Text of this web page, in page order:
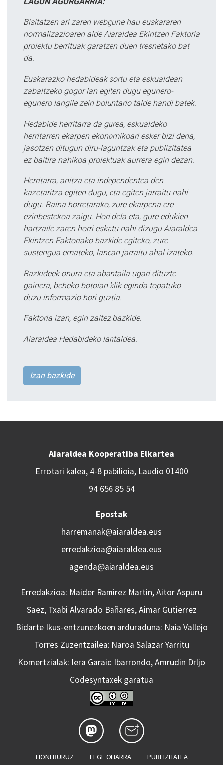
Bisitatzen ari zaren webgune hau euskararen
normalizazioaren alde Aiaraldea Ekintzen Faktoria
proiektu berrituak garatzen duen tresnetako bat
da.
Euskarazko hedabideak sortu eta eskualdean
zabaltzeko gogor lan egiten dugu egunero-
egunero langile zein boluntario talde handi batek.
Hedabide herritarra da gurea, eskualdeko
herritarren ekarpen ekonomikoari esker bizi dena,
jasotzen ditugun diru-laguntzak eta publizitatea
ez baitira nahikoa proiektuak aurrera egin dezan.
Herritarra, anitza eta independentea den
kazetaritza egiten dugu, eta egiten jarraitu nahi
dugu. Baina horretarako, zure ekarpena ere
ezinbestekoa zaigu. Hori dela eta, gure edukien
hartzaile zaren horri eskatu nahi dizugu Aiaraldea
Ekintzen Faktoriako bazkide egiteko, zure
sustengua emateko, lanean jarraitu ahal izateko.
Bazkideek onura eta abantaila ugari dituzte
gainera, beheko botoian klik eginda topatuko
duzu informazio hori guztia.
Faktoria izan, egin zaitez bazkide.
Aiaraldea Hedabideko lantaldea.
Izan bazkide
Aiaraldea Kooperatiba Elkartea
Errotari kalea, 4-8 pabilioia, Laudio 01400
94 656 85 54
Epostak
harremanak@aiaraldea.eus
erredakzioa@aiaraldea.eus
agenda@aiaraldea.eus
Erredakzioa: Maider Ramirez Martin, Aitor Aspuru
Saez, Txabi Alvarado Bañares, Aimar Gutierrez
Bidarte Ikus-entzunezkoen arduraduna: Naia Vallejo
Torres Zuzentzailea: Naroa Salazar Yarritu
Komertzialak: Iera Garaio Ibarrondo, Amrudin Drljo
Codesyntaxek garatua
HONI BURUZ LEGE OHARRA PUBLIZITATEA